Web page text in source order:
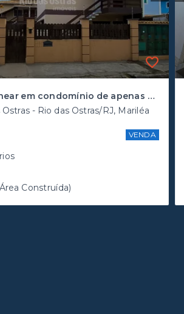
Casa térrea linear em condomínio de apenas 6 casas, próximo ao Shopping Plaza Rio das Ostras, Atacadão e Rodovia.
- Rio das Ostras/RJ, Mariléa
VENDA
Construída)